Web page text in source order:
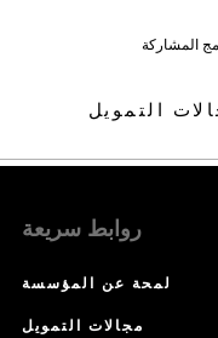
المشاركة
التمويل
روابط سريعة
لمحة عن المؤسسة
مجالات التمويل